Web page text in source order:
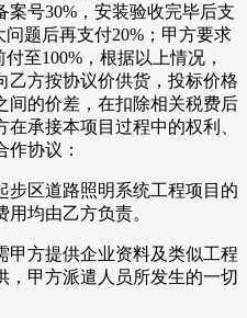
案号30%，安装验收完毕后支
题后再支付20%；甲方要求
至100%，根据以上情况，
乙方按协议价供货，投标价格
间的价差，在扣除相关税费后
承接本项目过程中的权利、
作协议：
步区道路照明系统工程项目的
均由乙方负责。
甲方提供企业资料及类似工程
，甲方派遣人员所发生的一切